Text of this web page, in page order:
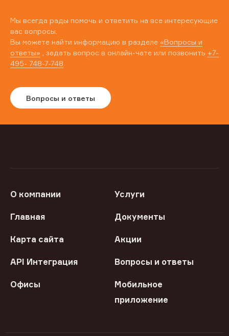
Мы всегда рады помочь и ответить на все интересующие
вас вопросы.
Вы можете найти информацию в разделе «Вопросы и
ответы» , задать вопрос в онлайн-чате или позвонить +7-
495- 748-7-748
Вопросы и ответы
О компании Услуги
Главная Документы
Карта сайта Акции
API Интеграция Вопросы и ответы
Офисы
Мобильное
приложение